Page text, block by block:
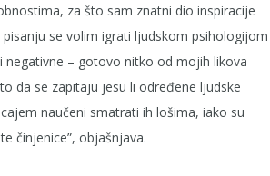
za što sam znatni dio inspiracije
se volim igrati ljudskom psihologijom
– gotovo nitko od mojih likova
da se zapitaju jesu li određene ljudske
naučeni smatrati ih lošima, iako su
činjenice”, objašnjava.